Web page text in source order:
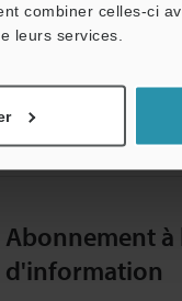
combiner celles-ci
leurs services.
Abonnement à
d'information